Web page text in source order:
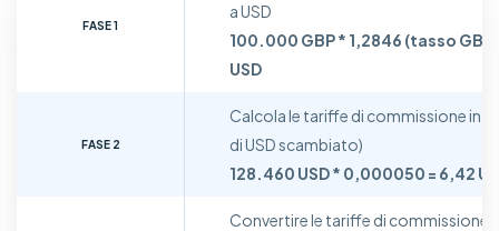
FASE 1
a USD
100.000 GBP * 1,2846 (tasso
USD
FASE 2
Calcola le tariffe di commissione in
di USD scambiato)
128.460 USD * 0,000050 = 6,42
Convertire le tariffe di commissione